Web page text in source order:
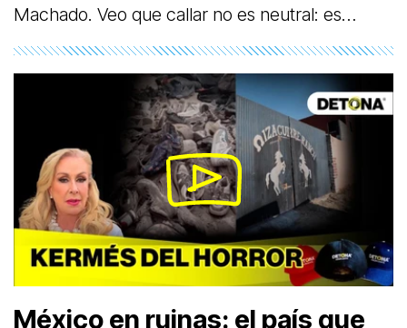
Machado. Veo que callar no es neutral: es
complicidad. Al escuchar a madres que buscan
ver ni escuchar. Todo parece seguir un manual
de poder que normaliza la impunidad. Por eso
afirmo que el silencio también gobierna y
también condena.
México en ruinas: el país que